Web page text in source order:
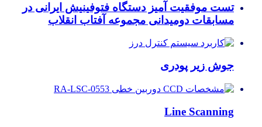
تست موفقیت آمیز دستگاه فتوفینیش ایرانی در
مسابقات دومیدانی مجموعه آفتاب انقلاب
جوش زیر پودری
Line Scanning